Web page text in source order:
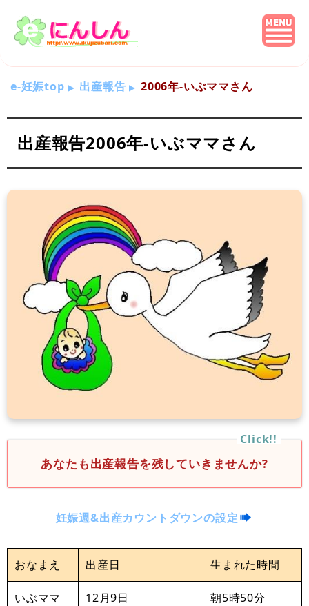
e-妊娠top 出産報告 2006年-いぶママさん
出産報告2006年-いぶママさん
あなたも出産報告を残していきませんか?
妊娠週&出産カウントダウンの設定
おなまえ 出産日 生まれた時間
いぶママ 12月9日 朝5時50分